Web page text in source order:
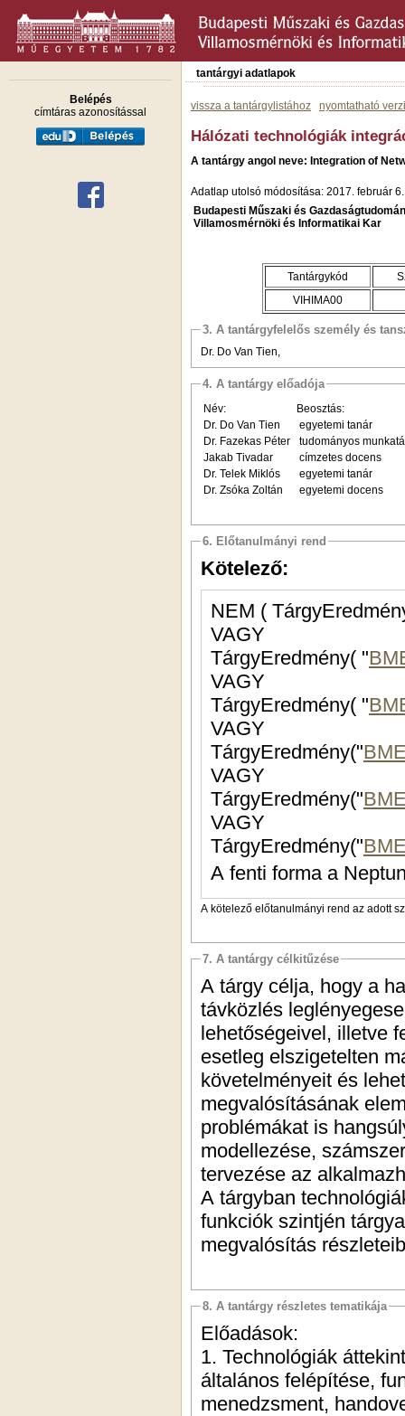
Belépés
címtáras azonosítással
tantárgyi adatlapok
vissza a tantárgylistához nyomtatható
Hálózati technológiák
A tantárgy angol neve: Integration of
Adatlap utolsó módosítása: 2017. február 6.
Budapesti Műszaki és
Villamosmérnöki és Informatikai Kar
Tantárgykód
VIHIMA00
3. A tantárgyfelelős személy és
Dr. Do Van Tien,
4. A tantárgy előadója
Név:
Beosztás:
Dr. Do Van Tien
egyetemi tanár
Dr. Fazekas Péter
tudományos
Jakab Tivadar
címzetes docens
Dr. Telek Miklós
egyetemi tanár
Dr. Zsóka Zoltán
egyetemi docens
6. Előtanulmányi rend
Kötelező:
NEM (
VAGY
TárgyEredmény( "
VAGY
TárgyEredmény( "
VAGY
TárgyEredmény("
VAGY
TárgyEredmény("
VAGY
TárgyEredmény("
A fenti forma a
A kötelező előtanulmányi rend az adott
7. A tantárgy célkitűzése
A tárgy célja, hogy a
távközlés
lehetőségeivel, illetve
esetleg elszigetelten
követelményeit és
megvalósításának
problémákat is
modellezése,
tervezése az
A tárgyban
funkciók szintjén
megvalósítás
8. A tantárgy részletes tematikája
Előadások:
1. Technológiák
általános felépítése,
menedzsment,